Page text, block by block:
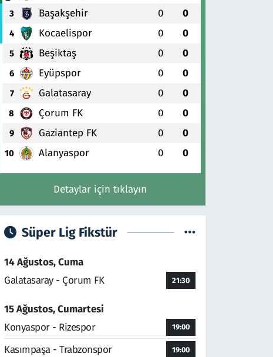
3 Başakşehir 0 0
4 Kocaelispor 0 0
5 Beşiktaş 0 0
6 Eyüpspor 0 0
7 Galatasaray 0 0
8 Çorum FK 0 0
9 Gaziantep FK 0 0
10 Alanyaspor 0 0
Detaylar için tıklayın
Süper Lig Fikstür
14 Ağustos, Cuma
Galatasaray - Çorum FK
21:30
15 Ağustos, Cumartesi
Konyaspor - Rizespor
19:00
Kasımpaşa - Trabzonspor 19:00